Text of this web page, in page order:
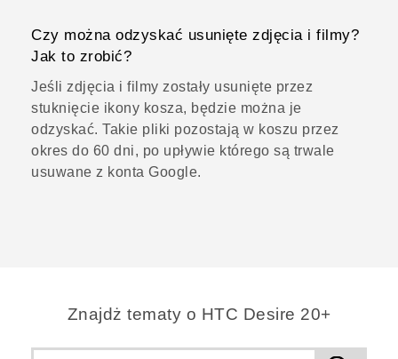
Czy można odzyskać usunięte zdjęcia i filmy?
Jak to zrobić?
Jeśli zdjęcia i filmy zostały usunięte przez
stuknięcie ikony kosza, będzie można je
odzyskać. Takie pliki pozostają w koszu przez
okres do 60 dni, po upływie którego są trwale
usuwane z konta Google.
Znajdż tematy o HTC Desire 20+